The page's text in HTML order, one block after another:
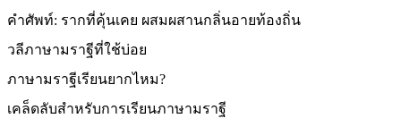
คำศัพท์: รากที่คุ้นเคย ผสมผสานกลิ่นอายท้องถิ่น
วลีภาษามราฐีที่ใช้บ่อย
ภาษามราฐีเรียนยากไหม?
เคล็ดลับสำหรับการเรียนภาษามราฐี